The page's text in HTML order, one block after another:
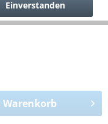
Warenkorb
Einverstanden